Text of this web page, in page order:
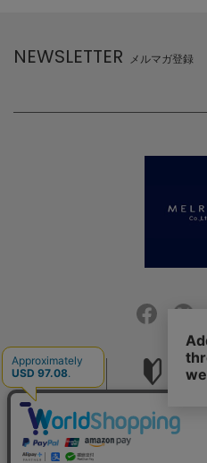
NEWSLETTER メルマガ登録
会社概要
ご利用規約